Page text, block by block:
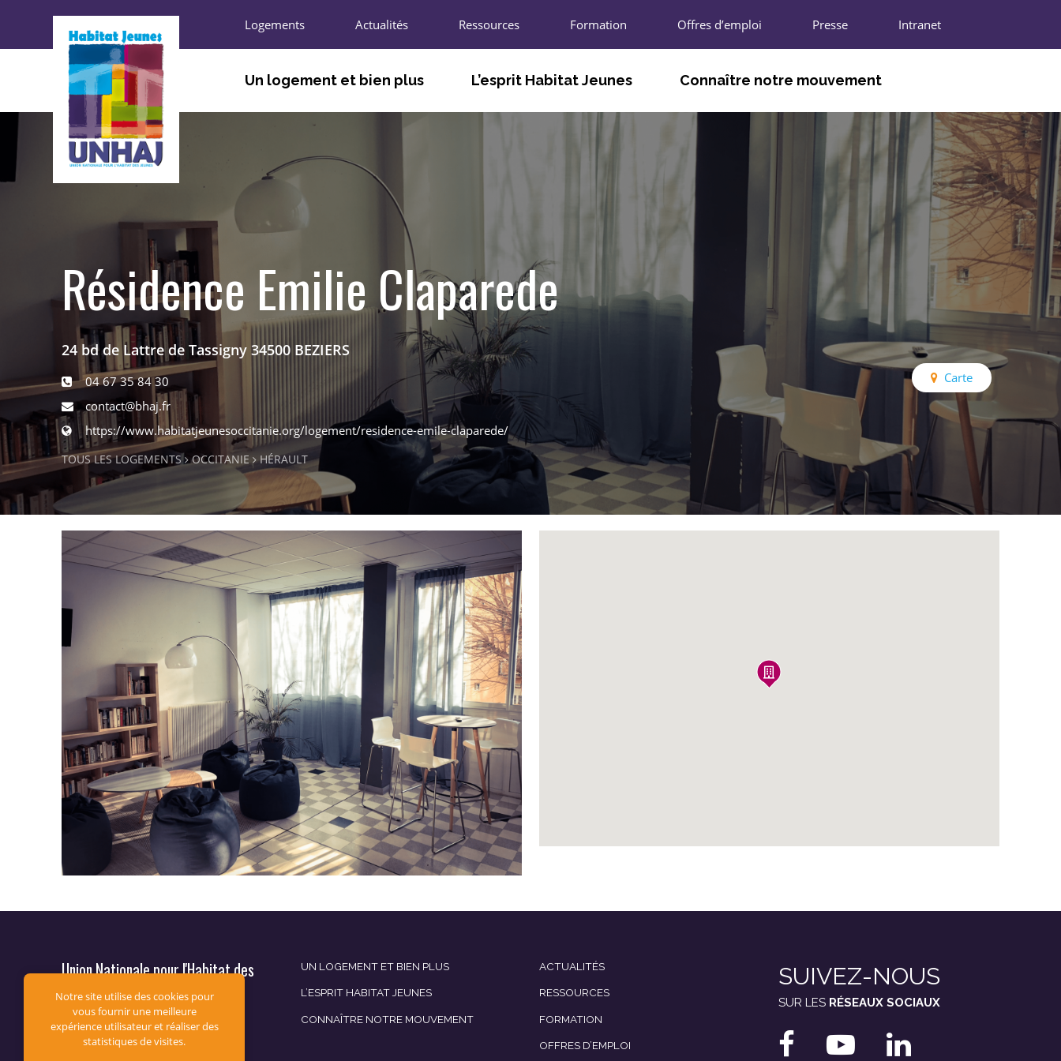
Logements Actualités Ressources Formation Offres d’emploi Presse Intranet
Un logement et bien plus
TROUVER UN LOGEMENT
L’esprit Habitat Jeunes
PARTICIPER À LA VIE LOCALE ET
ÉCONOMIQUE
Connaître notre mouvement
NOUS REJOINDRE
Résidence Emilie Claparede
24 bd de Lattre de Tassigny 34500 BEZIERS
04 67 35 84 30
contact@bhaj.fr
https://www.habitatjeunesoccitanie.org/logement/residence-emile-claparede/
TOUS LES LOGEMENTS OCCITANIE HÉRAULT
Carte
Union Nationale pour l'Habitat des
Jeunes
12, av. du Général de Gaulle
CS 60019
94307 Vincennes
UN LOGEMENT ET BIEN PLUS
L’ESPRIT HABITAT JEUNES
CONNAÎTRE NOTRE MOUVEMENT
ACTUALITÉS
RESSOURCES
FORMATION
OFFRES D’EMPLOI
SUIVEZ-NOUS
SUR LES RÉSEAUX SOCIAUX
Notre site utilise des cookies pour
vous fournir une meilleure
expérience utilisateur et réaliser des
statistiques de visites.